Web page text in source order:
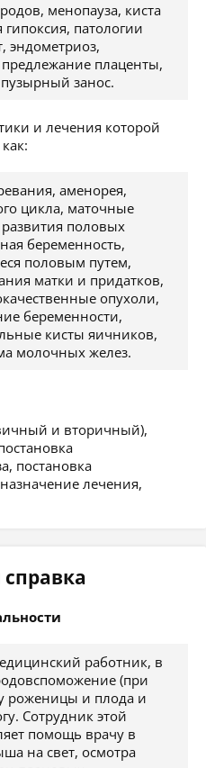
менопауза, киста
патологии
эндометриоз,
плаценты,
занос.
и лечения которой
аменорея,
цикла, маточные
половых
беременность,
половым путем,
матки и придатков,
опухоли,
беременности,
кисты яичников,
молочных желез.
и вторичный),
постановка
лечения,
работник, в
(при
роженицы и плода и
Сотрудник этой
помощь врачу в
на свет, осмотра